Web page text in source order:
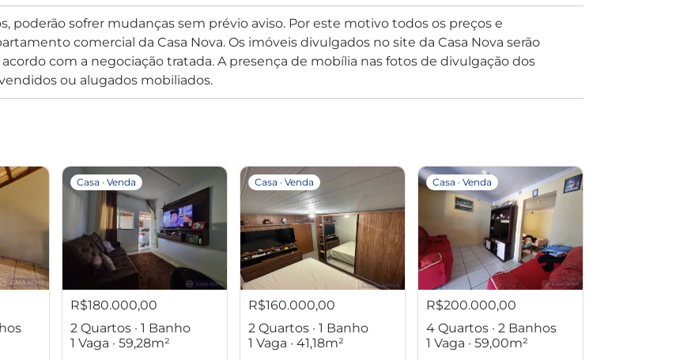
poderão sofrer mudanças sem prévio aviso. Por este motivo todos os preços e
comercial da Casa Nova. Os imóveis divulgados no site da Casa Nova serão
com a negociação tratada. A presença de mobília nas fotos de divulgação dos
ou alugados mobiliados.
Casa · Venda
R$180.000,00
2 Quartos · 1 Banho
1 Vaga · 59,28m²
Casa · Venda
R$160.000,00
2 Quartos · 1 Banho
1 Vaga · 41,18m²
Casa · Venda
R$200.000,00
4 Quartos · 2 Banhos
1 Vaga · 59,00m²